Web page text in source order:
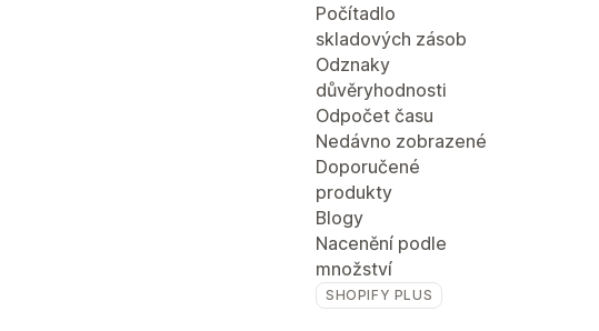
Počítadlo
skladových zásob
Odznaky
důvěryhodnosti
Odpočet času
Nedávno zobrazené
Doporučené
produkty
Blogy
Nacenění podle
množství
SHOPIFY PLUS